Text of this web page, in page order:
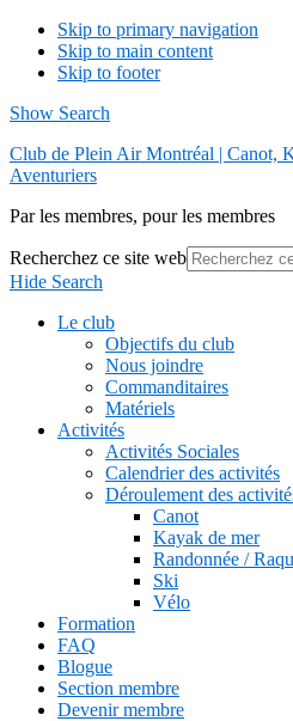
Skip to primary navigation
Skip to main content
Skip to footer
Show Search
Club de Plein Air Montréal | Canot,
Aventuriers
Par les membres, pour les membres
Recherchez ce site web
Hide Search
Le club
Objectifs du club
Nous joindre
Commanditaires
Matériels
Activités
Activités Sociales
Calendrier des activités
Déroulement des
Canot
Kayak de mer
Randonnée /
Ski
Vélo
Formation
FAQ
Blogue
Section membre
Devenir membre